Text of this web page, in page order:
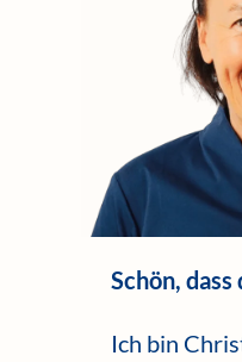
Schön, dass
Ich bin